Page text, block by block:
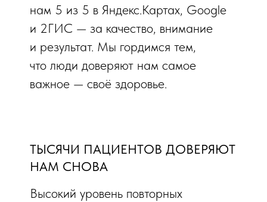
нам 5 из 5 в Яндекс.Картах, Google
и 2ГИС — за качество, внимание
и результат. Мы гордимся тем,
что люди доверяют нам самое
важное — своё здоровье.
ТЫСЯЧИ ПАЦИЕНТОВ ДОВЕРЯЮТ
НАМ СНОВА
Высокий уровень повторных